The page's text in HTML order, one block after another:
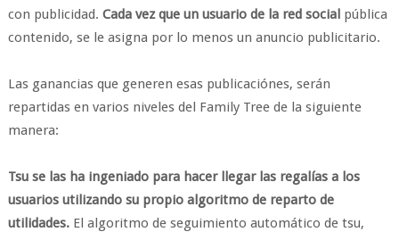
con publicidad. Cada vez que un usuario de la red social pública
contenido, se le asigna por lo menos un anuncio publicitario.
Las ganancias que generen esas publicaciónes, serán
repartidas en varios niveles del Family Tree de la siguiente
manera:
Tsu se las ha ingeniado para hacer llegar las regalías a los
usuarios utilizando su propio algoritmo de reparto de
utilidades.El algoritmo de seguimiento automático de tsu,